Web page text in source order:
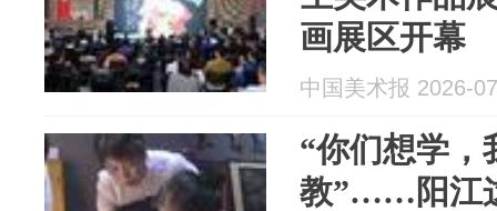
画展区开幕
中国美术报 2026-
“你们想学，
教”……阳江